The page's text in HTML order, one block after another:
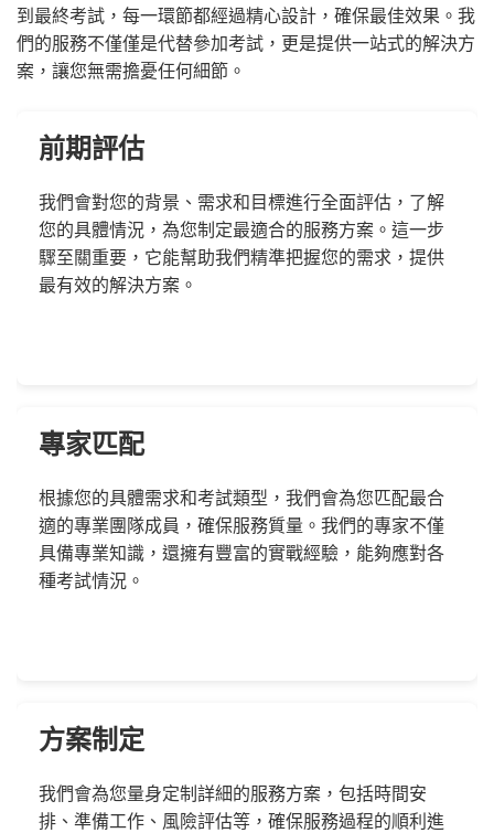
到最終考試，每一環節都經過精心設計，確保最佳效果。我
們的服務不僅僅是代替參加考試，更是提供一站式的解決方
案，讓您無需擔憂任何細節。
前期評估
我們會對您的背景、需求和目標進行全面評估，了解
您的具體情況，為您制定最適合的服務方案。這一步
驟至關重要，它能幫助我們精準把握您的需求，提供
最有效的解決方案。
專家匹配
根據您的具體需求和考試類型，我們會為您匹配最合
適的專業團隊成員，確保服務質量。我們的專家不僅
具備專業知識，還擁有豐富的實戰經驗，能夠應對各
種考試情況。
方案制定
我們會為您量身定制詳細的服務方案，包括時間安
排、準備工作、風險評估等，確保服務過程的順利進